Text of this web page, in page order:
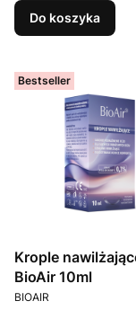
Do koszyka
Bestseller
Krople
BioAir 10ml
PRODUCENT
BIOAIR